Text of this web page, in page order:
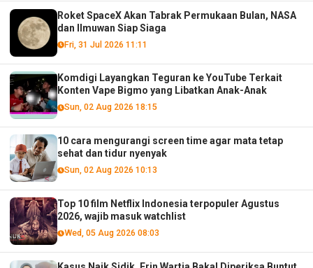
Roket SpaceX Akan Tabrak Permukaan Bulan, NASA
dan Ilmuwan Siap Siaga
Fri, 31 Jul 2026 11:11
Komdigi Layangkan Teguran ke YouTube Terkait
Konten Vape Bigmo yang Libatkan Anak-Anak
Sun, 02 Aug 2026 18:15
10 cara mengurangi screen time agar mata tetap
sehat dan tidur nyenyak
Sun, 02 Aug 2026 10:13
Top 10 film Netflix Indonesia terpopuler Agustus
2026, wajib masuk watchlist
Wed, 05 Aug 2026 08:03